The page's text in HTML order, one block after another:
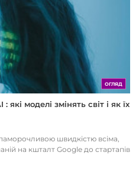
ОГЛЯД
моделі змінять світ і як їх
швидкістю всіма,
на кшталт Google до стартапів